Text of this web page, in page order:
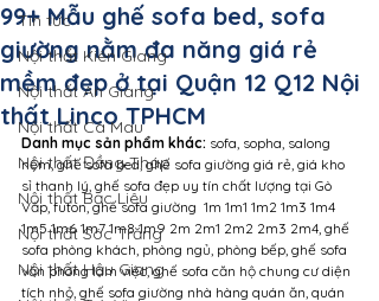
Tin tức
Nội thất Kiên Giang
Nội thất An Giang
Nội thất Cà Mau
Nội thất Đồng Tháp
Nội thất Bạc Liêu
Nội thất Sóc Trăng
Nội thất Hậu Giang
99+ Mẫu ghế sofa bed, sofa
giường nằm đa năng giá rẻ
mềm đẹp ở tại Quận 12 Q12 Nội
thất Linco TPHCM
Danh mục sản phẩm khác: sofa, sopha, salong
nệm, ghế sofa bed, ghế sofa giường giá rẻ, giá kho
sỉ thanh lý, ghế sofa đẹp uy tín chất lượng tại Gò
Vấp, futon, ghế sofa giường  1m 1m1 1m2 1m3 1m4
1m5 1m6 1m7 1m8 1m9 2m 2m1 2m2 2m3 2m4, ghế
sofa phòng khách, phòng ngủ, phòng bếp, ghế sofa
văn phòng làm việc, ghế sofa căn hộ chung cư diện
tích nhỏ, ghế sofa giường nhà hàng quán ăn, quán